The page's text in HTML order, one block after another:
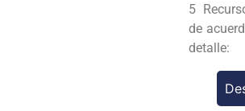
5
de
detalle: